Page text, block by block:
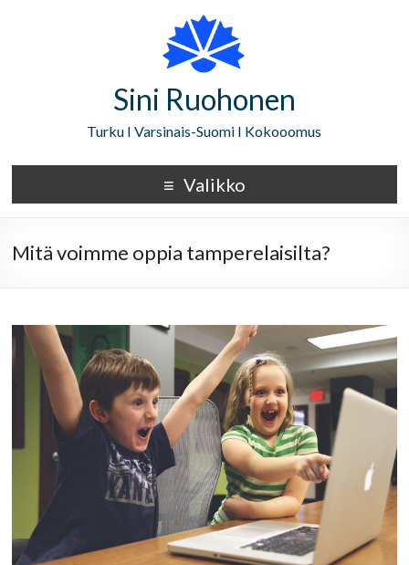
Sini Ruohonen
Turku I Varsinais-Suomi I Kokooomus
Valikko
Mitä voimme oppia tamperelaisilta?